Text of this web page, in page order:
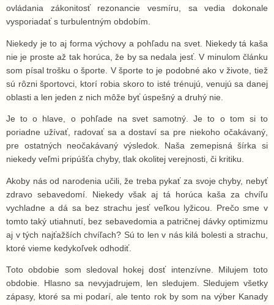
ovládania zákonitosť rezonancie vesmíru, sa vedia dokonale
vysporiadať s turbulentným obdobím.
Niekedy je to aj forma výchovy a pohľadu na svet. Niekedy tá kaša
nie je proste až tak horúca, že by sa nedala jesť. V minulom článku
som písal trošku o športe. V športe to je podobné ako v živote, tiež
sú rôzni športovci, ktorí robia skoro to isté trénujú, venujú sa danej
oblasti a len jeden z nich môže byť úspešný a druhý nie.
Je to o hlave, o pohľade na svet samotný. Je to o tom si to
poriadne užívať, radovať sa a dostaví sa pre niekoho očakávaný,
pre ostatných neočakávaný výsledok. Naša zemepisná šírka si
niekedy veľmi pripúšťa chyby, tlak okolitej verejnosti, či kritiku.
Akoby nás od narodenia učili, že treba pykať za svoje chyby, nebyť
zdravo sebavedomí. Niekedy však aj tá horúca kaša za chvíľu
vychladne a dá sa bez strachu jesť veľkou lyžicou. Prečo sme v
tomto taký utiahnutí, bez sebavedomia a patričnej dávky optimizmu
aj v tých najťažších chvíľach? Sú to len v nás kilá bolesti a strachu,
ktoré vieme kedykoľvek odhodiť.
Toto obdobie som sledoval hokej dosť intenzívne. Milujem toto
obdobie. Hlasno sa nevyjadrujem, len sledujem. Sledujem všetky
zápasy, ktoré sa mi podarí, ale tento rok by som na výber Kanady